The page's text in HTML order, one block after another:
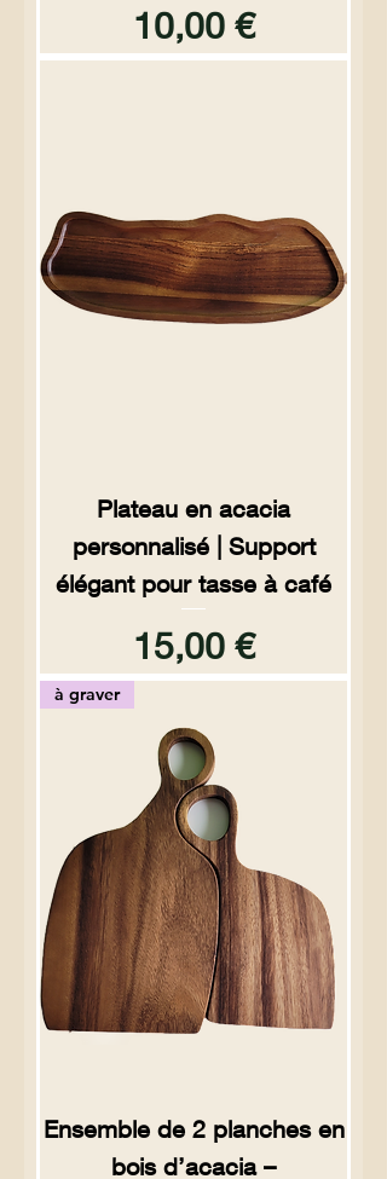
Prix
10,00 €
Plateau en acacia
personnalisé | Support
élégant pour tasse à café
Prix
15,00 €
à graver
Ensemble de 2 planches en
bois d’acacia –